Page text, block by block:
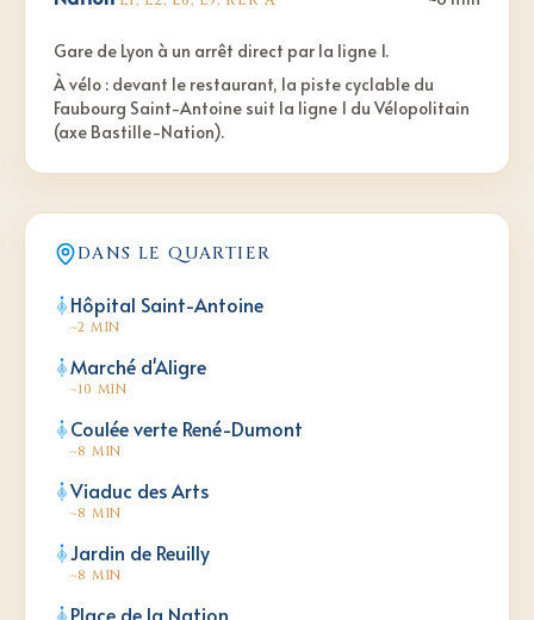
Gare de Lyon à un arrêt direct par la ligne 1.
À vélo : devant le restaurant, la piste cyclable du
Faubourg Saint-Antoine suit la ligne 1 du Vélopolitain
(axe Bastille-Nation).
DANS LE QUARTIER
Hôpital Saint-Antoine
~2 MIN
Marché d'Aligre
~10 MIN
Coulée verte René-Dumont
~8 MIN
Viaduc des Arts
~8 MIN
Jardin de Reuilly
~8 MIN
Place de la Nation